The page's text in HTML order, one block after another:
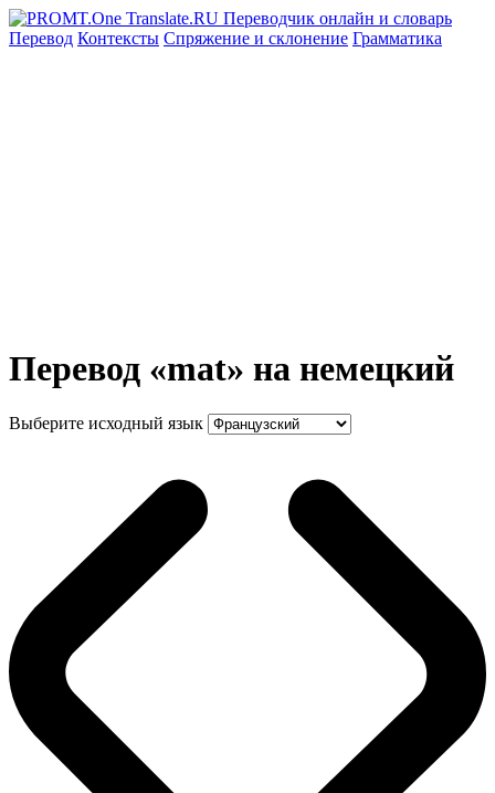
Перевод Контексты Спряжение и склонение Грамматика
Перевод «mat» на немецкий
Выберите исходный язык